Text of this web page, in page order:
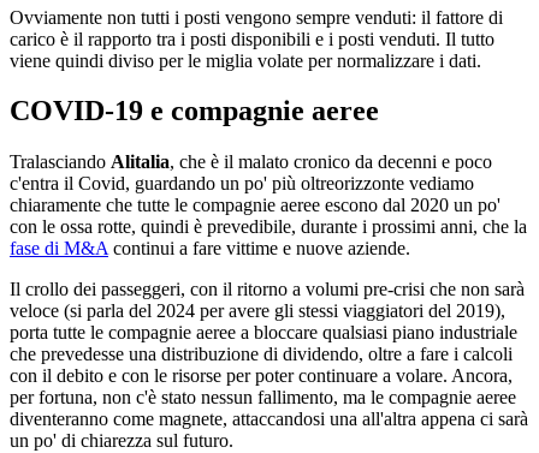
Ovviamente non tutti i posti vengono sempre venduti: il fattore di
carico è il rapporto tra i posti disponibili e i posti venduti. Il tutto
viene quindi diviso per le miglia volate per normalizzare i dati.
COVID-19 e compagnie aeree
Tralasciando Alitalia, che è il malato cronico da decenni e poco
c'entra il Covid, guardando un po' più oltreorizzonte vediamo
chiaramente che tutte le compagnie aeree escono dal 2020 un po'
con le ossa rotte, quindi è prevedibile, durante i prossimi anni, che la
fase di M&A continui a fare vittime e nuove aziende.
Il crollo dei passeggeri, con il ritorno a volumi pre-crisi che non sarà
veloce (si parla del 2024 per avere gli stessi viaggiatori del 2019),
porta tutte le compagnie aeree a bloccare qualsiasi piano industriale
che prevedesse una distribuzione di dividendo, oltre a fare i calcoli
con il debito e con le risorse per poter continuare a volare. Ancora,
per fortuna, non c'è stato nessun fallimento, ma le compagnie aeree
diventeranno come magnete, attaccandosi una all'altra appena ci sarà
un po' di chiarezza sul futuro.